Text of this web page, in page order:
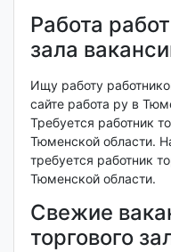
Работа
зала
Ищу работу
сайте работа ру в
Требуется работник
Тюменской области.
требуется работник
Тюменской области.
Свежие
торгового